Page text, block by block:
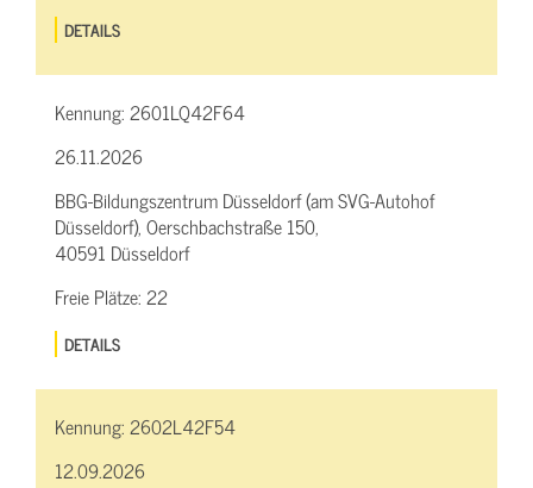
DETAILS
Kennung:2601LQ42F64
26.11.2026
BBG-Bildungszentrum Düsseldorf (am SVG-Autohof
Düsseldorf), Oerschbachstraße 150,
40591 Düsseldorf
Freie Plätze:22
DETAILS
Kennung:2602L42F54
12.09.2026